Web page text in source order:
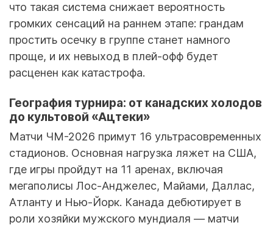
что такая система снижает вероятность
громких сенсаций на раннем этапе: грандам
простить осечку в группе станет намного
проще, и их невыход в плей-офф будет
расценен как катастрофа.
География турнира: от канадских холодов
до культовой «Ацтеки»
Матчи ЧМ-2026 примут 16 ультрасовременных
стадионов. Основная нагрузка ляжет на США,
где игры пройдут на 11 аренах, включая
мегаполисы Лос-Анджелес, Майами, Даллас,
Атланту и Нью-Йорк. Канада дебютирует в
роли хозяйки мужского мундиаля — матчи